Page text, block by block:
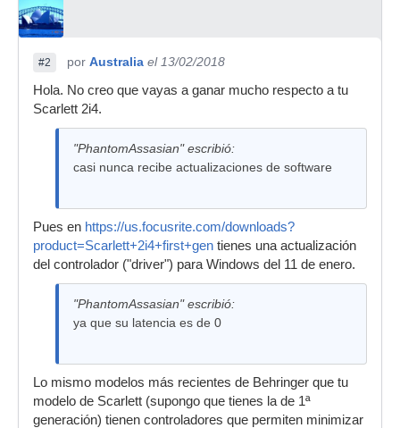
#2 por Australia el 13/02/2018
Hola. No creo que vayas a ganar mucho respecto a tu
Scarlett 2i4.
"PhantomAssasian" escribió:
casi nunca recibe actualizaciones de software
Pues en https://us.focusrite.com/downloads?
product=Scarlett+2i4+first+gen tienes una actualización
del controlador ("driver") para Windows del 11 de enero.
"PhantomAssasian" escribió:
ya que su latencia es de 0
Lo mismo modelos más recientes de Behringer que tu
modelo de Scarlett (supongo que tienes la de 1ª
generación) tienen controladores que permiten minimizar